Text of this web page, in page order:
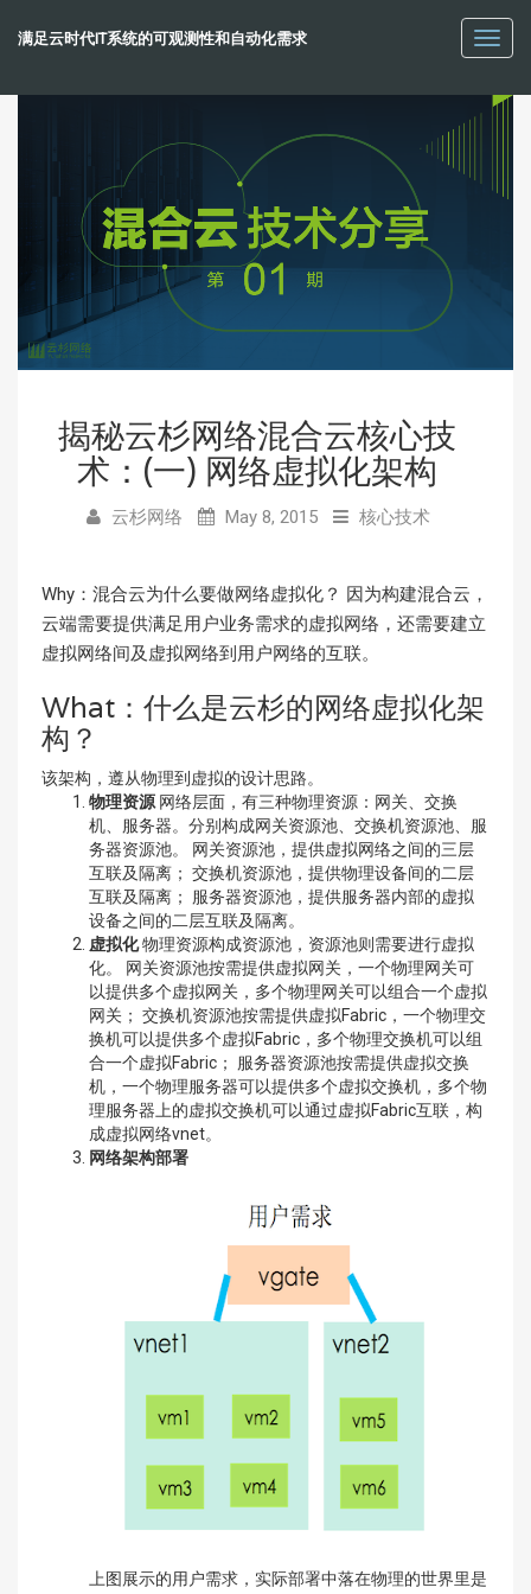
满足云时代IT系统的可观测性和自动化需求
揭秘云杉网络混合云核心技
术：(一) 网络虚拟化架构
云杉网络 May 8, 2015 核心技术
Why：混合云为什么要做网络虚拟化？ 因为构建混合云，
云端需要提供满足用户业务需求的虚拟网络，还需要建立
虚拟网络间及虚拟网络到用户网络的互联。
What：什么是云杉的网络虚拟化架
构？
该架构，遵从物理到虚拟的设计思路。
物理资源网络层面，有三种物理资源：网关、交换
机、服务器。分别构成网关资源池、交换机资源池、服
务器资源池。 网关资源池，提供虚拟网络之间的三层
互联及隔离； 交换机资源池，提供物理设备间的二层
互联及隔离； 服务器资源池，提供服务器内部的虚拟
设备之间的二层互联及隔离。
虚拟化物理资源构成资源池，资源池则需要进行虚拟
化。 网关资源池按需提供虚拟网关，一个物理网关可
以提供多个虚拟网关，多个物理网关可以组合一个虚拟
网关； 交换机资源池按需提供虚拟Fabric，一个物理交
换机可以提供多个虚拟Fabric，多个物理交换机可以组
合一个虚拟Fabric； 服务器资源池按需提供虚拟交换
机，一个物理服务器可以提供多个虚拟交换机，多个物
理服务器上的虚拟交换机可以通过虚拟Fabric互联，构
成虚拟网络vnet。
网络架构部署
上图展示的用户需求，实际部署中落在物理的世界里是